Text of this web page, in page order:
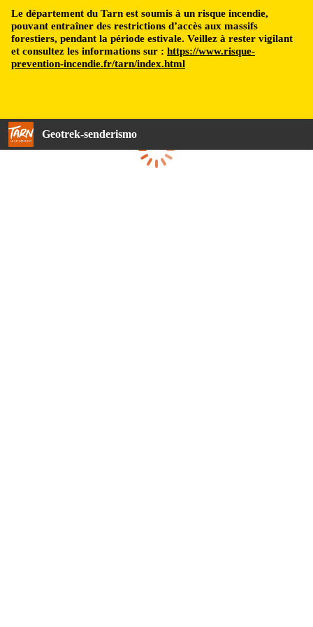
Le département du Tarn est soumis à un risque incendie,
pouvant entraîner des restrictions d’accès aux massifs
forestiers, pendant la période estivale. Veillez à rester vigilant
et consultez les informations sur : https://www.risque-
prevention-incendie.fr/tarn/index.html
Geotrek-senderismo
Cargando